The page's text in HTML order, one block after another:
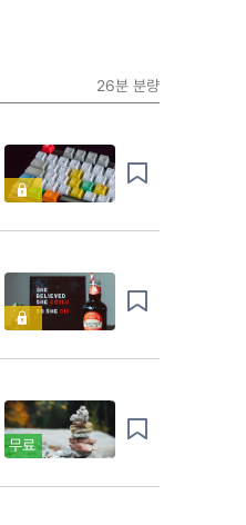
26분 분량
무료